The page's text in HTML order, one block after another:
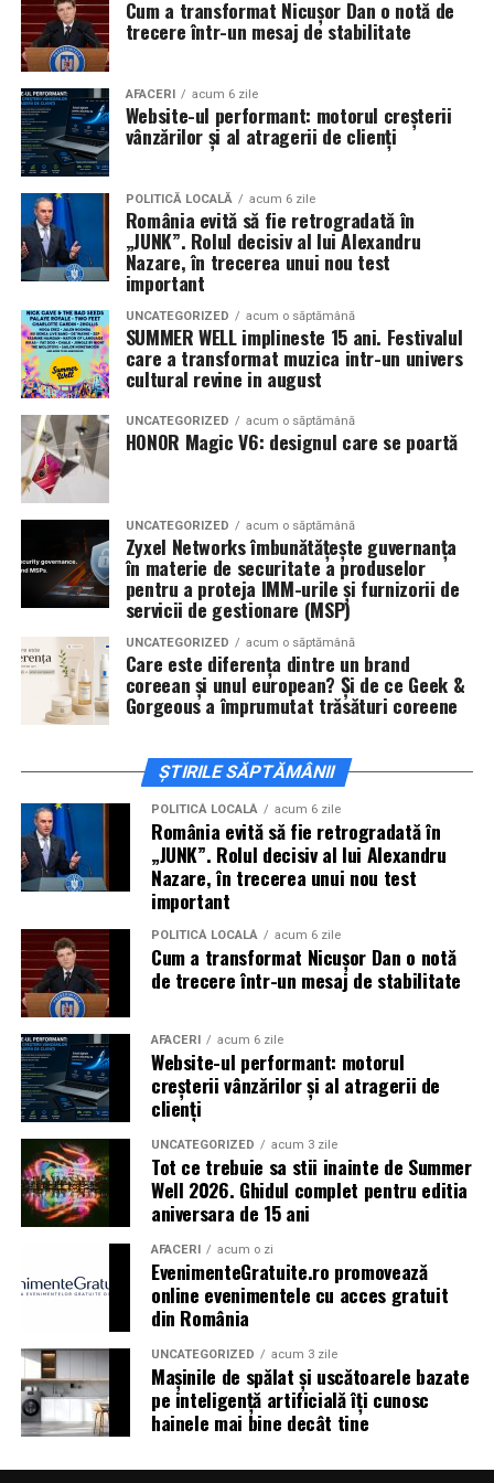
mea”de la Cinema City din City Park Constanța,de la
18:30, unde
regizorul Paul Decu și actrița Azaleea
Necula, originari din Constanța și împrejurimi, vor
prezenta filmul alături de colegii lor
Alexandra Răduță și Gabriel Vatavu.
Cinema City Shopping City Galați
12 februarie de la 18:30la întâlnirea cu actrițele
State și Azaleea Necula și regizorul Paul Decu.
Pe 13 februarie la ora 18:30, spectatorii dinIași
invitați la proiecția specială din
Mall, alături de regizorulPaul Decuși de
actoriiGabriel Vatavu, Sergiu Costache, Azaleea
Necula, Alexandra Răduță.
De „Ziua Îndrăgostiților”, pe14 februarie, în Cinema
City Iulius Mall Suceava, de la 18:30, spectatorii sunt
invitați la film alături de regizorul
actoriiSergiu Costache, Vlad si Oana Gherman,
Alexandra Răduță.
Cineplexx Băneasa Shopping City
Bucureștigăzduiește o proiecție specială în prezența
întregii echipe pe15 februarie, de la 17:30.
ÎnCraiova , regizorul Paul Decuși actorii Sergiu
Costache, Azaleea Necula și Oana Gherman vor
Mall pe 16 februarie de la ora 18:00.
ActoriiVlad Gherman, Oana Gherman și Ioana
Ginghină
vin la întâlnirea cu publicul dinCinema City
Vivo! Pitești pe 17 februarie, de la 18:30și vor
participa la o discuție după proiecție, alături de
Paul Decu.
Caravana„În pielea mea”ajunge laCinema City
Shopping City Ploiești, pe 18 februarie, de la 18:30, la
proiecția specială introdusă de regizorul
alături de actoriiIoana State, Vlad și Oana Gherman,
Azaleea Necula și Gabriel Vatavu.
O comedie actuală și spumoasă, filmul
mea”este distribuit de T.R.I.B.E. Films.
TRAILER:https://bit.ly/InPieleaMea
Site oficial:inpieleamea.ro
Mai multe detalii, imagini de la filmări, fragmente din
film, declarații din partea actorilor și informații despre
concursuri sunt disponibile pe paginile social media ale
filmului deFacebook,Instagram,TikTok
Adrian Pădurețu semnează imaginea filmului. De sunet
s-a ocupat Bogdan Ivanovici, de scenografie Anca
Cum a transformat Nicușor Dan o notă de
trecere într-un mesaj de stabilitate
AFACERI acum 6 zile
Website-ul performant: motorul creșterii
vânzărilor și al atragerii de clienți
POLITICĂ LOCALĂ acum 6 zile
România evită să fie retrogradată în
„JUNK”. Rolul decisiv al lui Alexandru
Nazare, în trecerea unui nou test
important
UNCATEGORIZED acum o săptămână
SUMMER WELL implineste 15 ani. Festivalul
care a transformat muzica intr-un univers
cultural revine in august
UNCATEGORIZED acum o săptămână
HONOR Magic V6: designul care se poartă
UNCATEGORIZED acum o săptămână
Zyxel Networks îmbunătățește guvernanța
în materie de securitate a produselor
pentru a proteja IMM-urile și furnizorii de
servicii de gestionare (MSP)
UNCATEGORIZED acum o săptămână
Care este diferența dintre un brand
coreean și unul european? Și de ce Geek &
Gorgeous a împrumutat trăsături coreene
ȘTIRILE SĂPTĂMÂNII
POLITICĂ LOCALĂ acum 6 zile
România evită să fie retrogradată în
„JUNK”. Rolul decisiv al lui Alexandru
Nazare, în trecerea unui nou test
important
POLITICĂ LOCALĂ acum 6 zile
Cum a transformat Nicușor Dan o notă
de trecere într-un mesaj de stabilitate
AFACERI acum 6 zile
Website-ul performant: motorul
creșterii vânzărilor și al atragerii de
clienți
UNCATEGORIZED acum 3 zile
Tot ce trebuie sa stii inainte de Summer
Well 2026. Ghidul complet pentru editia
aniversara de 15 ani
AFACERI acum o zi
EvenimenteGratuite.ro promovează
online evenimentele cu acces gratuit
din România
UNCATEGORIZED acum 3 zile
Mașinile de spălat și uscătoarele bazate
pe inteligență artificială îți cunosc
hainele mai bine decât tine